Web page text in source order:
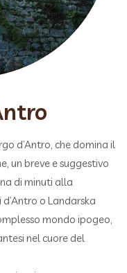
d’Antro, che domina il
un breve e suggestivo
di minuti alla
o Landarska
mondo ipogeo,
nel cuore del